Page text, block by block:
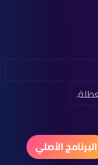
البرنامج الأصلي